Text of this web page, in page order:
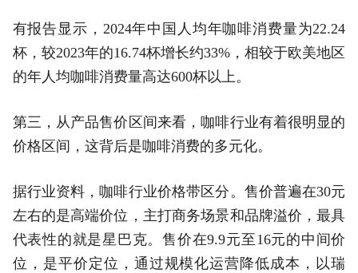
有报告显示，‌2024年中国人均年咖啡消费量为22.24
杯‌，较2023年的16.74杯增长约33%，相较于欧美地区
的年人均咖啡消费量高达600杯以上。
第三，从产品售价区间来看，咖啡行业有着很明显的
价格区间，这背后是咖啡消费的多元化。
据行业资料，咖啡行业价格带区分。售价普遍在30元
左右的是高端价位，主打商务场景和品牌溢价，最具
代表性的就是星巴克。售价在9.9元至16元的中间价
位，是平价定位，通过规模化运营降低成本，以瑞